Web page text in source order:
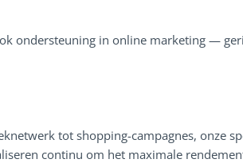
ondersteuning in online marketing —
tot shopping-campagnes, onze
continu om het maximale